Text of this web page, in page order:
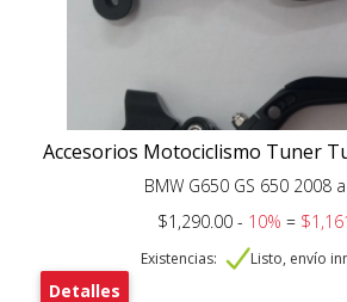
Accesorios Motociclismo Tuner
BMW G650 GS 650 2008
$1,290.00 - 10%=
Existencias: Listo, envío
Detalles